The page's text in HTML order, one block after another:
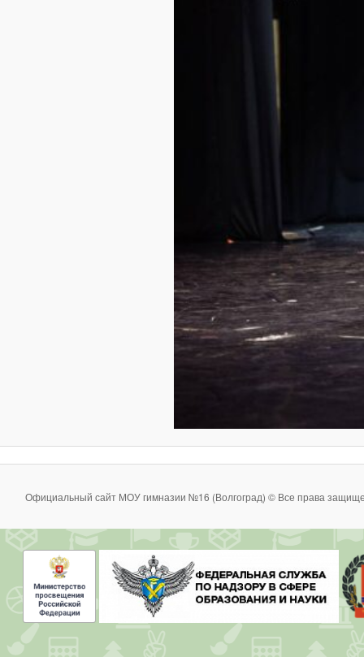
Официальный сайт МОУ гимназии №16 (Волгоград) © Все права